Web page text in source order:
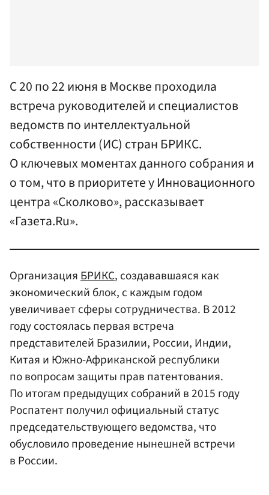
С 20 по 22 июня в Москве проходила
встреча руководителей и специалистов
ведомств по интеллектуальной
собственности (ИС) стран БРИКС.
О ключевых моментах данного собрания и
о том, что в приоритете у Инновационного
центра «Сколково», рассказывает
«Газета.Ru».
Организация БРИКС, создававшаяся как
экономический блок, с каждым годом
увеличивает сферы сотрудничества. В 2012
году состоялась первая встреча
представителей Бразилии, России, Индии,
Китая и Южно-Африканской республики
по вопросам защиты прав патентования.
По итогам предыдущих собраний в 2015 году
Роспатент получил официальный статус
председательствующего ведомства, что
обусловило проведение нынешней встречи
в России.